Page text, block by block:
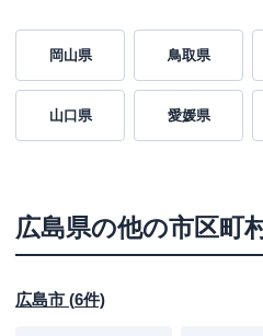
岡山県 鳥取県
山口県 愛媛県
広島県の他の市区町
広島市 (6件)